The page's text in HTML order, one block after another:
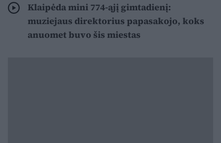
Klaipėda mini 774-ąjį gimtadienį:
muziejaus direktorius papasakojo, koks
anuomet buvo šis miestas